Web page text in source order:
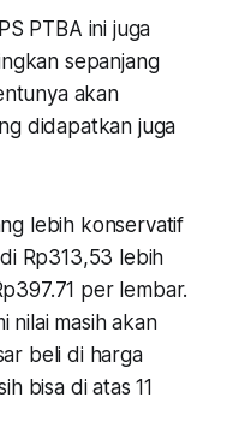
PTBA ini juga
sepanjang
akan
didapatkan juga
lebih konservatif
Rp313,53 lebih
per lembar.
nilai masih akan
beli di harga
bisa di atas 11